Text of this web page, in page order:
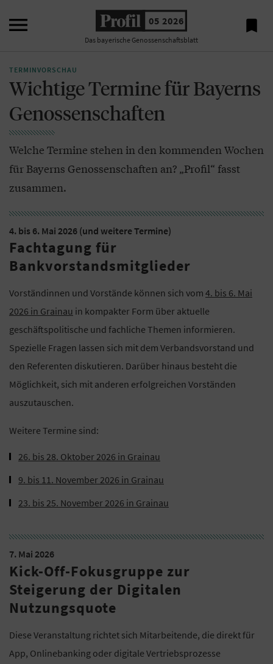
 05 2026
Das bayerische Genossenschaftsblatt

TERMINVORSCHAU
Wichtige Termine für Bayerns
Genossenschaften
Welche Termine stehen in den kommenden Wochen
für Bayerns Genossenschaften an? „Profil“ fasst
zusammen.
4. bis 6. Mai 2026 (und weitere Termine)
Fachtagung für
Bankvorstandsmitglieder
Vorständinnen und Vorstände können sich vom 4. bis 6. Mai
2026 in Grainau in kompakter Form über aktuelle
geschäftspolitische und fachliche Themen informieren.
Spezielle Fragen lassen sich mit dem Verbandsvorstand und
den Referenten diskutieren. Darüber hinaus besteht die
Möglichkeit, sich mit anderen erfolgreichen Vorständen
auszutauschen.
Weitere Termine sind:
26. bis 28. Oktober 2026 in Grainau
9. bis 11. November 2026 in Grainau
23. bis 25. November 2026 in Grainau
7. Mai 2026
Kick-Off-Fokusgruppe zur
Steigerung der Digitalen
Nutzungsquote
Diese Veranstaltung richtet sich Mitarbeitende, die direkt für
App, Onlinebanking oder digitale Vertriebsprozesse